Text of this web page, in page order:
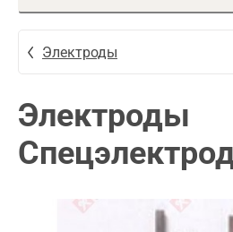
Электроды
Электроды